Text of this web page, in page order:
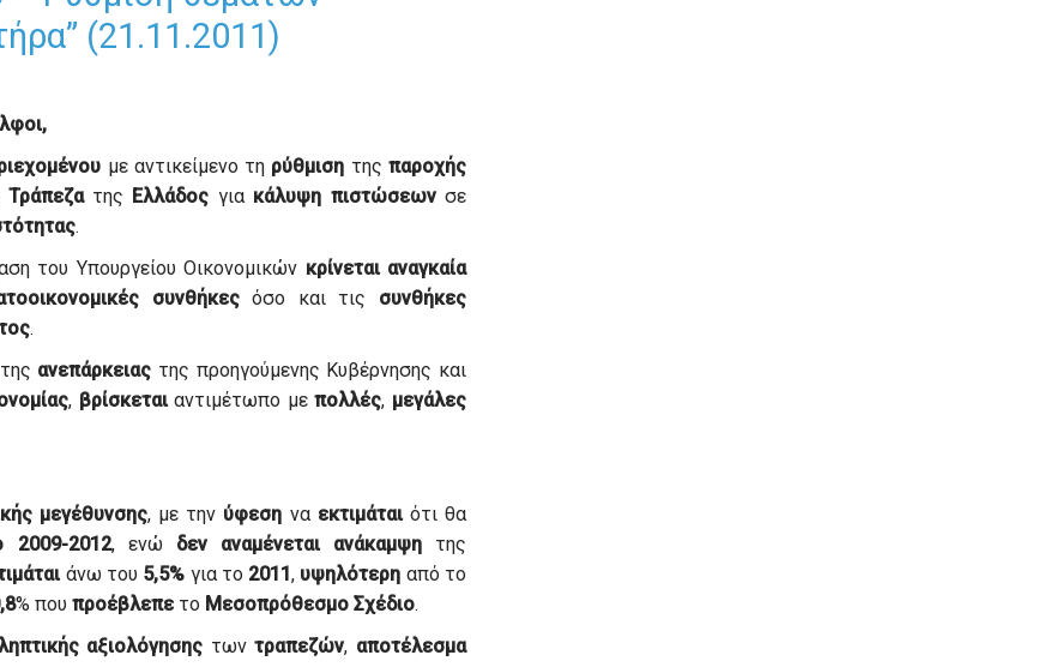
(21.11.2011)
με αντικείμενο τη ρύθμιση τηςπαροχής
Τράπεζατης Ελλάδος για κάλυψη πιστώσεωνσε
.
του Υπουργείου Οικονομικών κρίνεται αναγκαία
συνθήκεςόσο και τις συνθήκες
.
ανεπάρκειας της προηγούμενης Κυβέρνησης και
, βρίσκεταιαντιμέτωπο μεπολλές, μεγάλες
μεγέθυνσης, με την ύφεση να εκτιμάταιότι θα
2009-2012, ενώ δεν αναμένεται ανάκαμψητης
άνω του 5,5% για το 2011, υψηλότερη από το
% που προέβλεπε το Μεσοπρόθεσμο Σχέδιο.
αξιολόγησης τωντραπεζών, αποτέλεσμα